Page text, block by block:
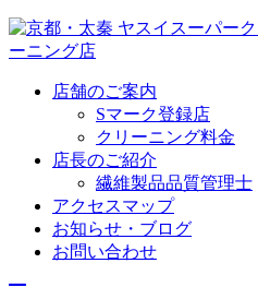
店舗のご案内
Sマーク登録店
クリーニング料金
店長のご紹介
繊維製品品質管理士
アクセスマップ
お知らせ・ブログ
お問い合わせ